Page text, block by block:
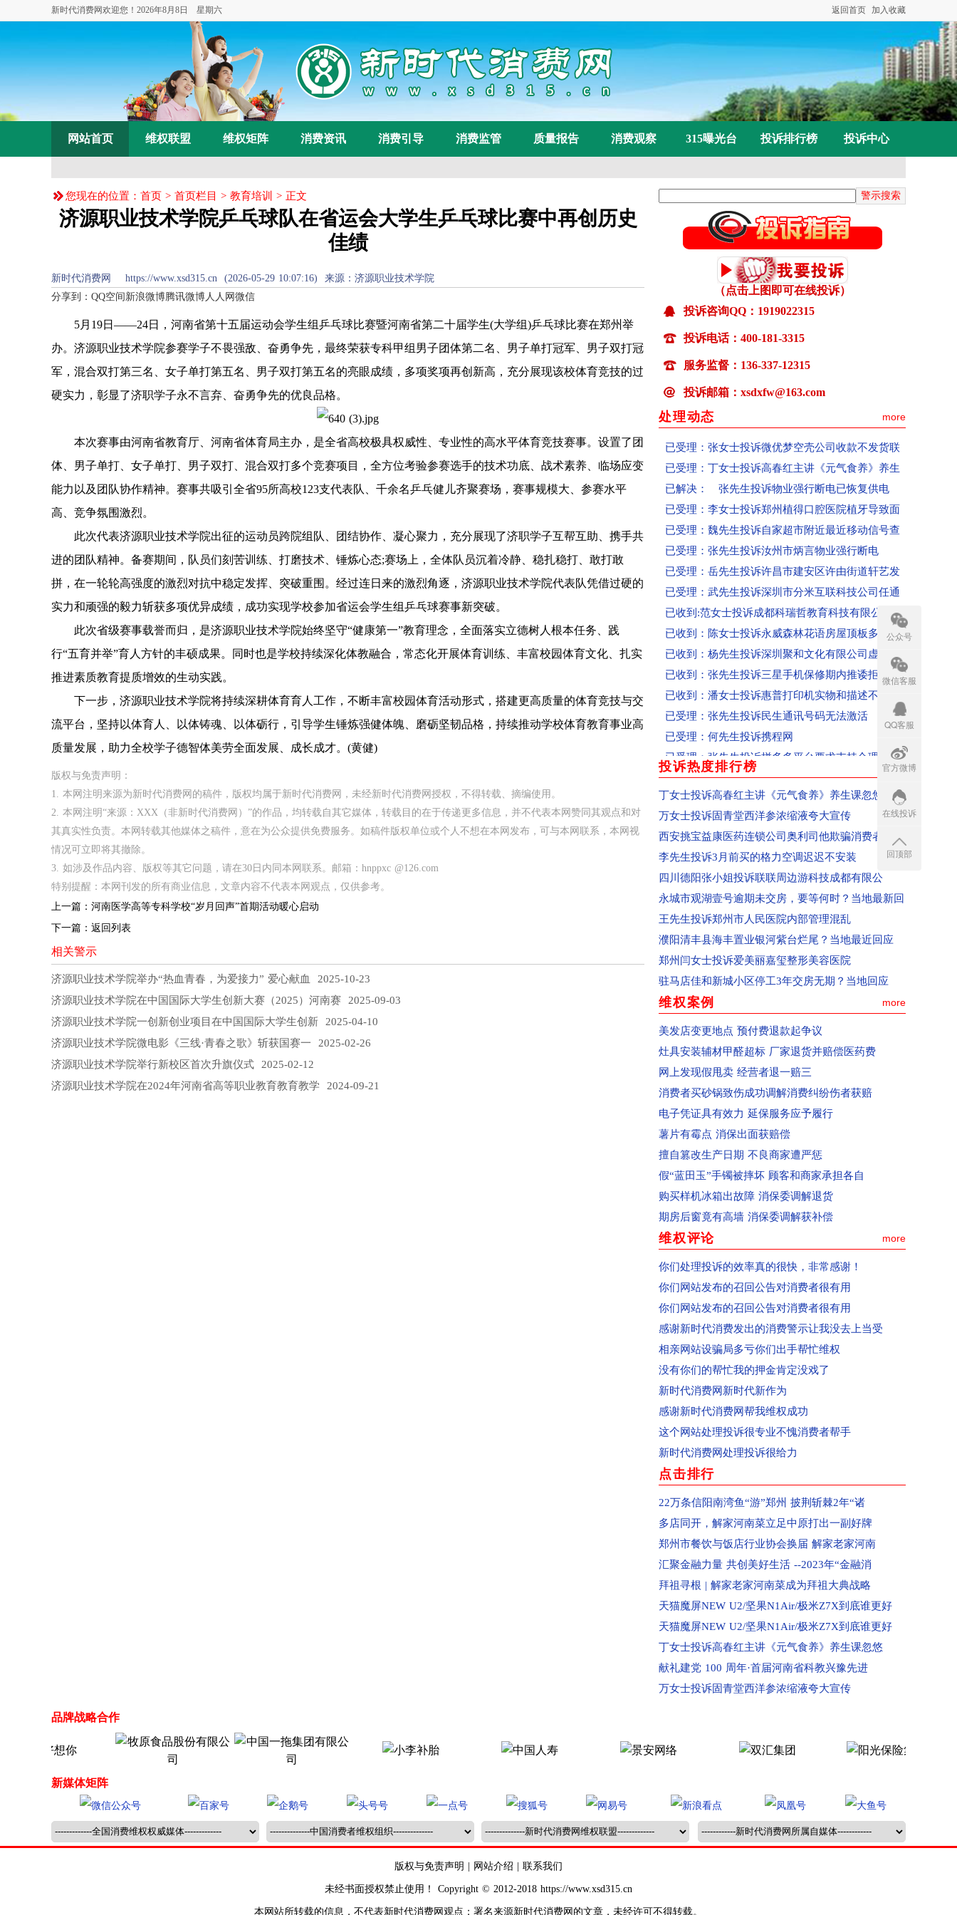
新时代消费网欢迎您！ 2026年8月8日 星期六 返回首页 加入收藏
网站首页 维权联盟 维权矩阵 消费资讯 消费引导 消费监管 质量报告 消费观察 315曝光台 投诉排行榜 投诉中心
您现在的位置： 首页 > 首页栏目 > 教育培训 > 正文
济源职业技术学院乒乓球队在省运会大学生乒乓球比赛中再创历史
佳绩
新时代消费网 https://www.xsd315.cn (2026-05-29 10:07:16) 来源：济源职业技术学院
分享到： QQ空间 新浪微博腾讯微博人人网 微信
5月19日——24日，河南省第十五届运动会学生组乒乓球比赛暨河南省第二十届学生(大学组)乒乓球比赛在郑州举
办。济源职业技术学院参赛学子不畏强敌、奋勇争先，最终荣获专科甲组男子团体第二名、男子单打冠军、男子双打冠
军，混合双打第三名、女子单打第五名、男子双打第五名的亮眼成绩，多项奖项再创新高，充分展现该校体育竞技的过
硬实力，彰显了济职学子永不言弃、奋勇争先的优良品格。
本次赛事由河南省教育厅、河南省体育局主办，是全省高校极具权威性、专业性的高水平体育竞技赛事。设置了团
体、男子单打、女子单打、男子双打、混合双打多个竞赛项目，全方位考验参赛选手的技术功底、战术素养、临场应变
能力以及团队协作精神。赛事共吸引全省95所高校123支代表队、千余名乒乓健儿齐聚赛场，赛事规模大、参赛水平
高、竞争氛围激烈。
此次代表济源职业技术学院出征的运动员跨院组队、团结协作、凝心聚力，充分展现了济职学子互帮互助、携手共
进的团队精神。备赛期间，队员们刻苦训练、打磨技术、锤炼心态;赛场上，全体队员沉着冷静、稳扎稳打、敢打敢
拼，在一轮轮高强度的激烈对抗中稳定发挥、突破重围。经过连日来的激烈角逐，济源职业技术学院代表队凭借过硬的
实力和顽强的毅力斩获多项优异成绩，成功实现学校参加省运会学生组乒乓球赛事新突破。
此次省级赛事载誉而归，是济源职业技术学院始终坚守“健康第一”教育理念，全面落实立德树人根本任务、践
行“五育并举”育人方针的丰硕成果。同时也是学校持续深化体教融合，常态化开展体育训练、丰富校园体育文化、扎实
推进素质教育提质增效的生动实践。
下一步，济源职业技术学院将持续深耕体育育人工作，不断丰富校园体育活动形式，搭建更高质量的体育竞技与交
流平台，坚持以体育人、以体铸魂、以体砺行，引导学生锤炼强健体魄、磨砺坚韧品格，持续推动学校体育教育事业高
质量发展，助力全校学子德智体美劳全面发展、成长成才。(黄健)
版权与免责声明：
1. 本网注明来源为新时代消费网的稿件，版权均属于新时代消费网，未经新时代消费网授权，不得转载、摘编使用。
2. 本网注明“来源：XXX（非新时代消费网）”的作品，均转载自其它媒体，转载目的在于传递更多信息，并不代表本网赞同其观点和对
其真实性负责。本网转载其他媒体之稿件，意在为公众提供免费服务。如稿件版权单位或个人不想在本网发布，可与本网联系，本网视
情况可立即将其撤除。
3. 如涉及作品内容、版权等其它问题，请在30日内同本网联系。邮箱：hnppxc @126.com
特别提醒：本网刊发的所有商业信息，文章内容不代表本网观点，仅供参考。
上一篇： 河南医学高等专科学校“岁月回声”首期活动暖心启动
下一篇： 返回列表
相关警示
济源职业技术学院举办“热血青春，为爱接力” 爱心献血
2025-10-23
济源职业技术学院在中国国际大学生创新大赛（2025）河南赛 2025-09-03
济源职业技术学院一创新创业项目在中国国际大学生创新 2025-04-10
济源职业技术学院微电影《三线·青春之歌》斩获国赛一 2025-02-26
济源职业技术学院举行新校区首次升旗仪式 2025-02-12
济源职业技术学院在2024年河南省高等职业教育教育教学 2024-09-21
（点击上图即可在线投诉）
投诉咨询QQ：1919022315
投诉电话：400-181-3315
服务监督：136-337-12315
投诉邮箱：xsdxfw@163.com
处理动态 more
已解决：王女士投诉糖友之家花上万买“神药”却
已受理：喻先生投诉吉水县部分区域无移动信号
已受理：卢先生投诉百世快运快递损坏物品拒赔
已受理：丁女士投诉高春红主讲《元气食养》养生
已解决： 张先生投诉物业强行断电已恢复供电
已受理：李女士投诉郑州植得口腔医院植牙导致面
已受理：魏先生投诉自家超市附近最近移动信号查
已受理：张先生投诉汝州市炳言物业强行断电
已受理：岳先生投诉许昌市建安区许由街道轩艺发
已受理：武先生投诉深圳市分米互联科技公司任通
已收到:范女士投诉成都科瑞哲教育科技有限公
已收到：陈女士投诉永威森林花语房屋顶板多处裂
已收到：杨先生投诉深圳聚和文化有限公司虚假宣
已收到：张先生投诉三星手机保修期内推诿拒保
已收到：潘女士投诉惠普打印机实物和描述不符
已受理：张先生投诉民生通讯号码无法激活
已受理：何先生投诉携程网
已受理：张先生投诉拼多多平台要求支持合理述求
已收到：杨先生投诉雅迪京东自营旗舰店不按时开
已受理：黄先生投诉票牛网霸王条款拒不退款、态
回复：湖南省怀化沈同学投诉青岛航空已收到
回复：河南学生投诉郑州富康国际美发学校
回复：河南省郑州市群众投诉泰山誉景已收到
已受理：河南省新郑市群众投诉新郑南龙湖孔雀城
已受理：河南省清丰县群众投诉海丰置业
已受理：河南省郑州市群众投诉天旺广场鲤鱼门饭
已受理：消费者投诉天猫宝洁官方旗舰店
已收到：消费者投诉青岛航空公司
已收到：河南郑州市消费者投诉大学路南四环鑫苑
已收到：河南省郑州市群众投诉郑州经开区阳光城
已收到：河南省商丘群众投诉商丘市中心汽车站
回复：河南省商丘群众投诉上华东庐已收到
回复：河南省商丘群众投诉前程嘉苑已收到
已受理：河南省西平县群众投诉美景国际现代城
已收到：河南省周口市淮阳区群众投诉华悦学府
已受理：业主投诉驻马店市上海滩花园
已收到：业主投诉济源天坛办事处商都苑
回复：河南省济源群众投诉公租房已收到
回复：平顶山群众投诉群星汇中心城美食城已收到
回复：河南省平顶山市群众投诉亚丁湾已收到
已收到：信阳市商城县消费者投诉阳光帝景
已收到：平顶山消费者投诉黄金花园
已收到：驻马店袁先生投诉爱克儿童梦幻乐园
回复：河南汝州市群众投诉汝州市南关花园C区已
回复：河南省洛阳市孟津区群众投诉中央花园已收
回复：河南省郑州高新区群众投诉金海西湖美景小
回复：河南省郑州二七区群众投诉河南书山教育已
已受理：河南省郑州金水区群众投诉郑州康宁南洋
已受理：佛山消费者梁女士投诉Owhat
已收到：消费者投诉新蔡县共享电动车
已收到：业主投诉焦作市常绿林溪谷
已受理：郑州市消费者投诉河南移动
已收到：业主投诉永城市观湖壹号
已受理：海南孟女士投诉京东
已受理：河南洛阳市群众投诉洛阳百汇城
已收到：唐河业主投诉春天阳光嘉园
已收到：兰考县业主投诉凤凰城
回复：河南鲁山县消费者投诉鲁山大鹏盛世华城已
回复：河南驻马店消费者投诉驻马店市红星国际广
投诉热度排行榜 more
丁女士投诉高春红主讲《元气食养》养生课忽悠
万女士投诉固青堂西洋参浓缩液夸大宣传
西安挑宝益康医药连锁公司奥利司他欺骗消费者
李先生投诉3月前买的格力空调迟迟不安装
四川德阳张小姐投诉联联周边游科技成都有限公
永城市观湖壹号逾期未交房，要等何时？当地最新回
王先生投诉郑州市人民医院内部管理混乱
濮阳清丰县海丰置业银河紫台烂尾？当地最近回应
郑州闫女士投诉爱美丽嘉玺整形美容医院
驻马店佳和新城小区停工3年交房无期？当地回应
维权案例 more
美发店变更地点 预付费退款起争议
灶具安装辅材甲醛超标 厂家退货并赔偿医药费
网上发现假甩卖 经营者退一赔三
消费者买砂锅致伤成功调解消费纠纷伤者获赔
电子凭证具有效力 延保服务应予履行
薯片有霉点 消保出面获赔偿
擅自篡改生产日期 不良商家遭严惩
假“蓝田玉”手镯被摔坏 顾客和商家承担各自
购买样机冰箱出故障 消保委调解退货
期房后窗竟有高墙 消保委调解获补偿
维权评论 more
你们处理投诉的效率真的很快，非常感谢！
你们网站发布的召回公告对消费者很有用
你们网站发布的召回公告对消费者很有用
感谢新时代消费发出的消费警示让我没去上当受
相亲网站设骗局多亏你们出手帮忙维权
没有你们的帮忙我的押金肯定没戏了
新时代消费网新时代新作为
感谢新时代消费网帮我维权成功
这个网站处理投诉很专业不愧消费者帮手
新时代消费网处理投诉很给力
点击排行
22万条信阳南湾鱼“游”郑州 披荆斩棘2年“诸
多店同开，解家河南菜立足中原打出一副好牌
郑州市餐饮与饭店行业协会换届 解家老家河南
汇聚金融力量 共创美好生活 --2023年“金融消
拜祖寻根 | 解家老家河南菜成为拜祖大典战略
天猫魔屏NEW U2/坚果N1Air/极米Z7X到底谁更好
天猫魔屏NEW U2/坚果N1Air/极米Z7X到底谁更好
丁女士投诉高春红主讲《元气食养》养生课忽悠
献礼建党 100 周年·首届河南省科教兴豫先进
万女士投诉固青堂西洋参浓缩液夸大宣传
品牌战略合作
新媒体矩阵
版权与免责声明 网站介绍 联系我们
未经书面授权禁止使用！ Copyright © 2012-2018 https://www.xsd315.cn
本网站所转载的信息，不代表新时代消费网观点；署名来源新时代消费网的文章，未经许可不得转载。
公众号
微信客服
QQ客服
官方微博
在线投诉
回顶部